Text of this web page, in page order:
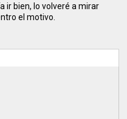
ir bien, lo volveré a mirar
el motivo.